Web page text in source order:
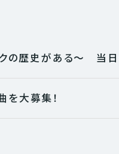
クの歴史がある〜 当
を大募集！